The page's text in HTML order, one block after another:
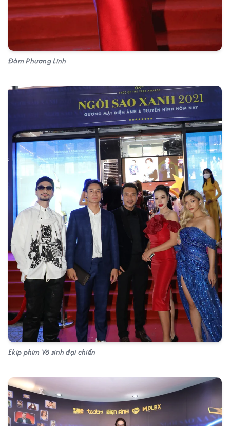
Đàm Phương Linh
Ekip phim Võ sinh đại chiến